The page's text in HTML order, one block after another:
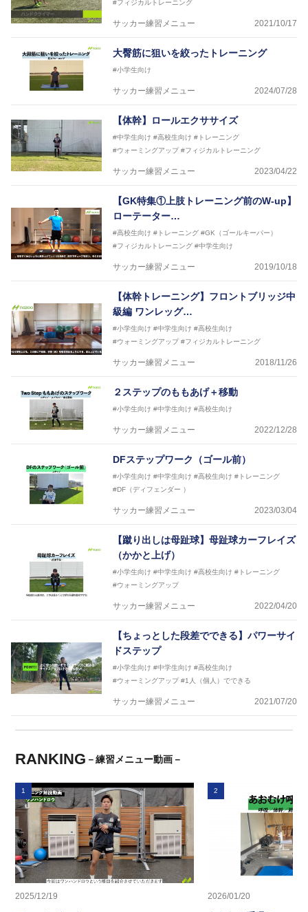
#フィジカルトレーニング
サッカー練習メニュー 2021/10/17
大臀筋に狙いを絞ったトレーニング
#小学生向け
サッカー練習メニュー 2024/07/28
【体幹】ロールエクササイズ
#中学生向け #高校生向け #トレーニング
#ウォーミングアップ #フィジカルトレーニング
サッカー練習メニュー 2023/04/22
【GK特集①上肢トレーニング前のW-up】
ローテーター…
#高校生向け #トレーニング #GK（ゴールキーパー）
#フィジカルトレーニング #中学生向け
サッカー練習メニュー 2019/10/18
【体幹トレーニング】フロントブリッジ中
級編 ワンレッグ…
#小学生向け #中学生向け #高校生向け
#ウォーミングアップ #フィジカルトレーニング
サッカー練習メニュー 2018/11/26
２ステップのももあげ＋移動
#小学生向け #中学生向け #高校生向け
サッカー練習メニュー 2022/12/28
DFステップワーク（ゴール前）
#小学生向け #中学生向け #高校生向け #トレーニング
#DF（ディフェンダー ）
サッカー練習メニュー 2023/03/04
【蹴り出しは母趾球】母趾球カーフレイズ
（かかと上げ）
#小学生向け #中学生向け #高校生向け #トレーニング
#ウォーミングアップ
サッカー練習メニュー 2022/04/20
【ちょっとした段差でできる】パワーサイ
ドステップ
#小学生向け #中学生向け #高校生向け
#ウォーミングアップ #1人（個人）でできる
サッカー練習メニュー 2021/07/20
RANKING －練習メニュー動画－
1
2025/12/19
2
2026/01/20